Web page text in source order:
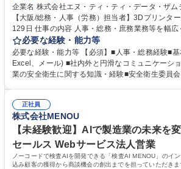
企業名 株式会社エヌ・ティ・ティ・データ・ザムテク
【大阪/総務・人事（労務）担当者】3Dプリンタ
129日 仕事の内容 人事・総務・庶務業務等を幅広くお任せします。本社コ
ーポレート部門と連携しながら、決められた業務
場を支えるバックオフィス担当として状況に応じ
とを期待します。 【詳細】■入退社手続き、社員情報管理■入社時オリエ
ンテーションの実施■勤怠・各種申請内容の確認■
生に関する業務等■健康診断、産業医面談、休職・
ポート■社内ルールの運用・各種社内案内■その他
部門業務 募集職種 【大阪/総務・人事（労務）担当者】3Dプリンター事
業/NTTデータG/年休129日
必要な経験・能力等
必要な経験・能力等 【必須】■人事・総務経験■基
Excel、メール) ■社内外と円滑なコミュニケーシ
業の安全衛生に関する知識・経験■安全衛生委員会の運営経
アが磨けます。 ◎NTTデータグループであり福利
もに、働き方改革も推進しています。 学歴・資格 学歴：大学院 大学 高専
短大 専修学校 語学力： 資格：
正社員
株式会社MENOU
【未経験歓迎】AIで製造業の未来を
セールス Webサービス法人営業
ノーコードで検査AIを開発できる「検査AI MENOU」のイ
込み顧客の獲得から商談機会の創出までを担っていただきま